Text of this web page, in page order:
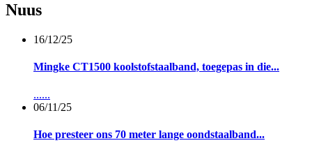
Nuus
16/12/25
Mingke CT1500 koolstofstaalband, toegepas in die...
......
06/11/25
Hoe presteer ons 70 meter lange oondstaalband...